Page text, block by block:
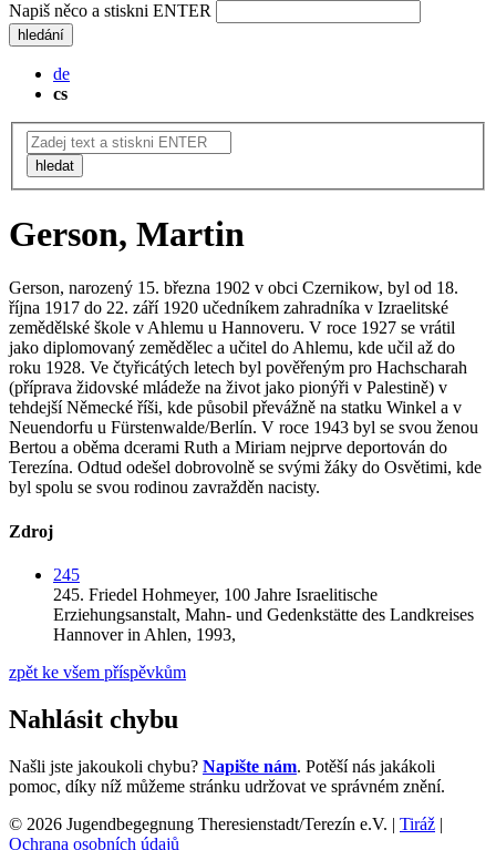
Napiš něco a stiskni ENTER
hledání
de
cs
hledat
Gerson, Martin
Gerson, narozený 15. března 1902 v obci Czernikow, byl od 18.
října 1917 do 22. září 1920 učedníkem zahradníka v Izraelitské
zemědělské škole v Ahlemu u Hannoveru. V roce 1927 se vrátil
jako diplomovaný zemědělec a učitel do Ahlemu, kde učil až do
roku 1928. Ve čtyřicátých letech byl pověřeným pro Hachscharah
(příprava židovské mládeže na život jako pionýři v Palestině) v
tehdejší Německé říši, kde působil převážně na statku Winkel a v
Neuendorfu u Fürstenwalde/Berlín. V roce 1943 byl se svou ženou
Bertou a oběma dcerami Ruth a Miriam nejprve deportován do
Terezína. Odtud odešel dobrovolně se svými žáky do Osvětimi, kde
byl spolu se svou rodinou zavražděn nacisty.
Zdroj
245
245. Friedel Hohmeyer, 100 Jahre Israelitische
Erziehungsanstalt, Mahn- und Gedenkstätte des Landkreises
Hannover in Ahlen, 1993,
zpět ke všem příspěvkům
Nahlásit chybu
Našli jste jakoukoli chybu? Napište nám. Potěší nás jakákoli
pomoc, díky níž můžeme stránku udržovat ve správném znění.
© 2026 Jugendbegegnung Theresienstadt/Terezín e.V. | Tiráž |
Ochrana osobních údajů